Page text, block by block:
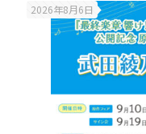
2026年8月6日